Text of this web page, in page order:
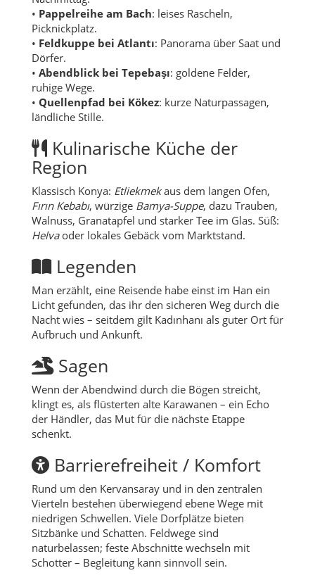
• Pappelreihe am Bach: leises Rascheln,
Picknickplatz.
• Feldkuppe bei Atlantı: Panorama über Saat und
Dörfer.
• Abendblick bei Tepebaşı: goldene Felder,
ruhige Wege.
• Quellenpfad bei Kökez: kurze Naturpassagen,
ländliche Stille.
Kulinarische Küche der
Region
Klassisch Konya: Etliekmekaus dem langen Ofen,
Fırın Kebabı, würzige Bamya-Suppe, dazu Trauben,
Walnuss, Granatapfel und starker Tee im Glas. Süß:
Helvaoder lokales Gebäck vom Marktstand.
Legenden
Man erzählt, eine Reisende habe einst im Han ein
Licht gefunden, das ihr den sicheren Weg durch die
Nacht wies – seitdem gilt Kadınhanı als guter Ort für
Aufbruch und Ankunft.
Sagen
Wenn der Abendwind durch die Bögen streicht,
klingt es, als flüsterten alte Karawanen – ein Echo
der Händler, das Mut für die nächste Etappe
schenkt.
Barrierefreiheit / Komfort
Rund um den Kervansaray und in den zentralen
Vierteln bestehen überwiegend ebene Wege mit
niedrigen Schwellen. Viele Dorfplätze bieten
Sitzbänke und Schatten. Feldwege sind
naturbelassen; feste Abschnitte wechseln mit
Schotter – Begleitung kann sinnvoll sein.